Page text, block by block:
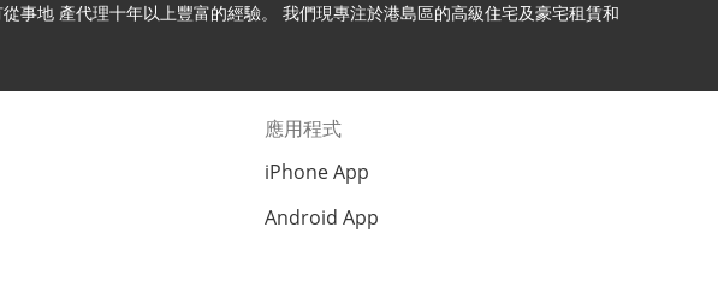
地 產代理十年以上豐富的經驗。 我們現專注於港島區的高級住宅及豪宅租賃和
應用程式
iPhone App
Android App